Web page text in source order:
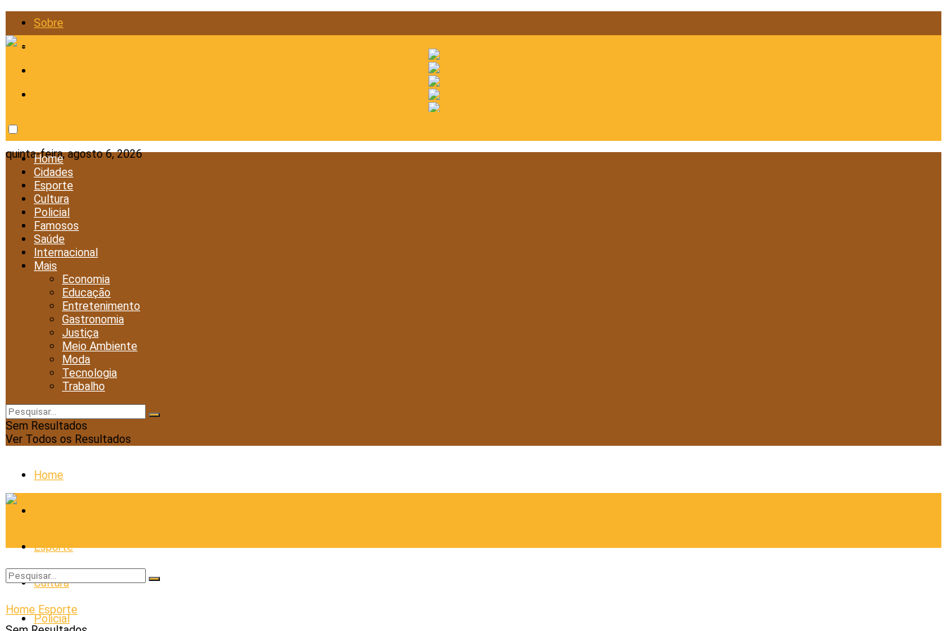
Sobre
quinta-feira, agosto 6, 2026
Home
Cidades
Esporte
Cultura
Policial
Famosos
Saúde
Internacional
Mais
Economia
Educação
Entretenimento
Gastronomia
Justiça
Meio Ambiente
Moda
Tecnologia
Trabalho
Sem Resultados
Ver Todos os Resultados
Home
Esporte
Cultura
Policial
Home Esporte